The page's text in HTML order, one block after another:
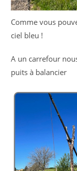
Comme vous
ciel bleu !
A un carrefour
puits à balancier